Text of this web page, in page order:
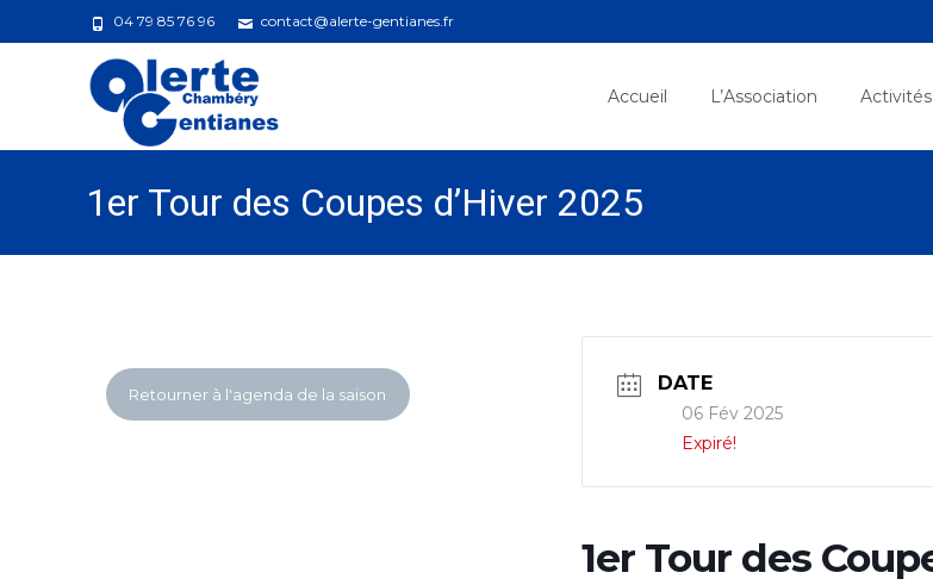
04 79 85 76 96 contact@alerte-gentianes.fr
Accueil L’Association Activités
1er Tour des Coupes d’Hiver 2025
Retourner à l'agenda de la saison DATE
06 Fév 2025
Expiré!
1er Tour des